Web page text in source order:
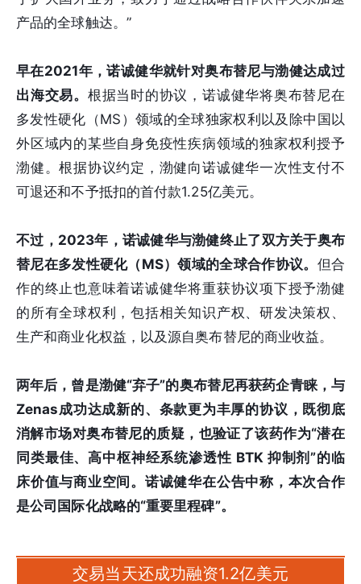
产品的全球触达。”
早在2021年，诺诚健华就针对奥布替尼与渤健达成过
出海交易。 根据当时的协议，诺诚健华将奥布替尼在
多发性硬化（MS）领域的全球独家权利以及除中国以
外区域内的某些自身免疫性疾病领域的独家权利授予
渤健。根据协议约定，渤健向诺诚健华一次性支付不
可退还和不予抵扣的首付款1.25亿美元。
不过，2023年，诺诚健华与渤健终止了双方关于奥布
替尼在多发性硬化（MS）领域的全球合作协议。 但合
作的终止也意味着诺诚健华将重获协议项下授予渤健
的所有全球权利，包括相关知识产权、研发决策权、
生产和商业化权益，以及源自奥布替尼的商业收益。
两年后，曾是渤健“弃子”的奥布替尼再获药企青睐，与
Zenas成功达成新的、条款更为丰厚的协议，既彻底
消解市场对奥布替尼的质疑，也验证了该药作为“潜在
同类最佳、高中枢神经系统渗透性 BTK 抑制剂”的临
床价值与商业空间。诺诚健华在公告中称，本次合作
是公司国际化战略的“重要里程碑”。
交易当天还成功融资1.2亿美元